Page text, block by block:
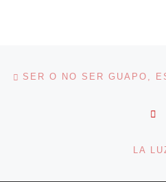
Navegación de
SER O NO SER GUAPO,
LA